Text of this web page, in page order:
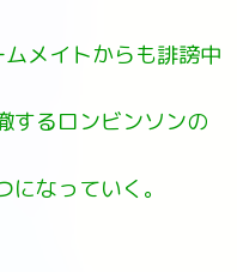
メイトからも誹謗中
するロンビンソンの
なっていく。